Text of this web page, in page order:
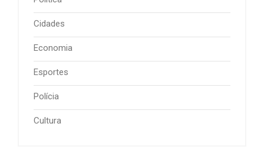
Cidades
Economia
Esportes
Polícia
Cultura